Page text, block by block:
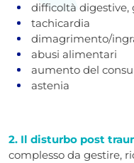
difficoltà digestive,
tachicardia
dimagrimento/
abusi alimentari
aumento del
astenia
2. Il disturbo post
complesso da gestire,